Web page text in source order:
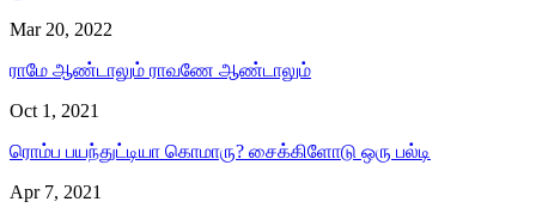
Mar 20, 2022
ராமே ஆண்டாலும் ராவணே ஆண்டாலும்
Oct 1, 2021
ரொம்ப பயந்துட்டியா கொமாரு? சைக்கிளோடு ஒரு பல்டி
Apr 7, 2021